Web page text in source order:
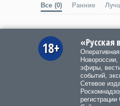
Все (0) Ранние
18+ «Русская
эфиры,
событий,
Сетевое